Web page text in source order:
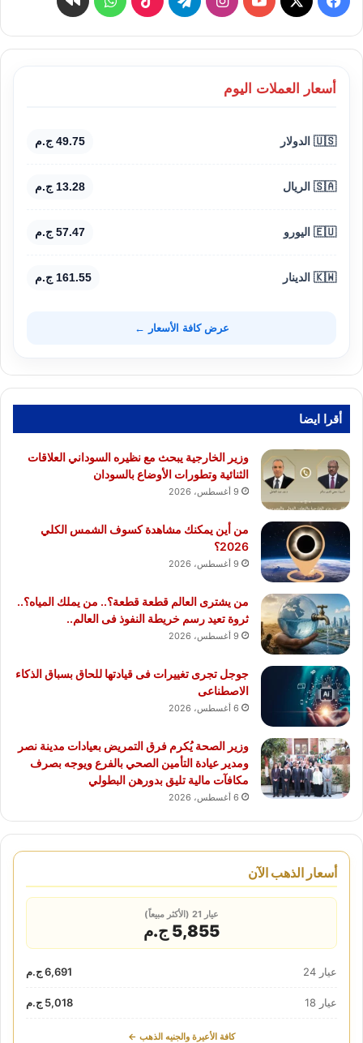
أسعار العملات اليوم
🇺🇸 الدولار 49.75 ج.م
🇸🇦 الريال 13.28 ج.م
🇪🇺 اليورو 57.47 ج.م
🇰🇼 الدينار 161.55 ج.م
عرض كافة الأسعار ←
أقرا ايضا
وزير الخارجية يبحث مع نظيره السوداني العلاقات
الثنائية وتطورات الأوضاع بالسودان
9 أغسطس، 2026
من أين يمكنك مشاهدة كسوف الشمس الكلي
2026؟
9 أغسطس، 2026
من يشترى العالم قطعة قطعة؟.. من يملك المياه؟..
ثروة تعيد رسم خريطة النفوذ فى العالم..
9 أغسطس، 2026
جوجل تجرى تغييرات فى قيادتها للحاق بسباق الذكاء
الاصطناعى
6 أغسطس، 2026
وزير الصحة يُكرم فرق التمريض بعيادات مدينة نصر
ومدير عيادة التأمين الصحي بالفرع ويوجه بصرف
مكافآت مالية تليق بدورهن البطولي
6 أغسطس، 2026
أسعار الذهب الآن
عيار 21 (الأكثر مبيعاً)
5,855 ج.م
عيار 24 6,691 ج.م
عيار 18 5,018 ج.م
كافة الأعيرة والجنيه الذهب ←